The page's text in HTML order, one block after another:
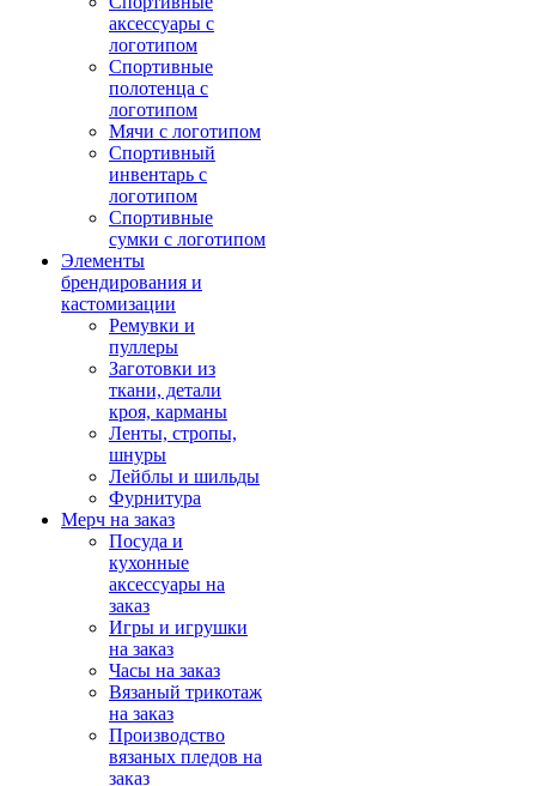
аксессуары с
логотипом
Спортивные
полотенца с
логотипом
Мячи с логотипом
Спортивный
инвентарь с
логотипом
Спортивные
сумки с логотипом
Элементы
брендирования и
кастомизации
Ремувки и
пуллеры
Заготовки из
ткани, детали
кроя, карманы
Ленты, стропы,
шнуры
Лейблы и шильды
Фурнитура
Мерч на заказ
Посуда и
кухонные
аксессуары на
заказ
Игры и игрушки
на заказ
Часы на заказ
Вязаный трикотаж
на заказ
Производство
вязаных пледов на
заказ